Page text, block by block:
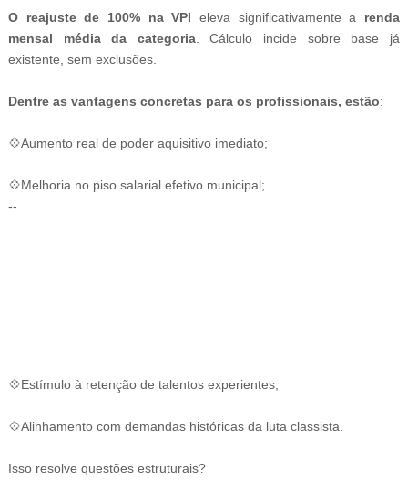
O reajuste de 100% na VPI eleva significativamente a renda
mensal média da categoria. Cálculo incide sobre base já
existente, sem exclusões.
Dentre as vantagens concretas para os profissionais, estão:
💠Aumento real de poder aquisitivo imediato;
💠Melhoria no piso salarial efetivo municipal;
--
💠Estímulo à retenção de talentos experientes;
💠Alinhamento com demandas históricas da luta classista.
Isso resolve questões estruturais?